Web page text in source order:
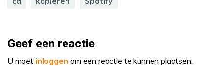
Geef een reactie
U moet inloggen om een reactie te kunnen plaatsen.